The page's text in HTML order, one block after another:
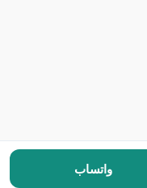
مكتب توسط للاستقدام
واتساب